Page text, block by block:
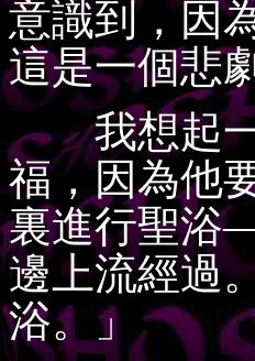
意識到，因
這是一個悲
我想起一
福，因為他
裏進行聖浴
邊上流經過
浴。」